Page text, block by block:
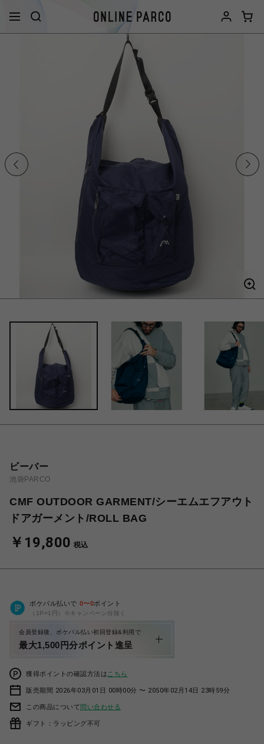
ビーバー
池袋PARCO
CMF OUTDOOR GARMENT/シーエムエフアウト
ドアガーメント/ROLL BAG
￥19,800 税込
ポケパル払いで 0〜0ポイント
（1P=1円）※キャンペーン分除く
会員登録後、ポケパル払い初回登録&利用で
最大1,500円分ポイント進呈
獲得ポイントの確認方法は こちら
販売期間 2026年03月01日 00時00分 〜 2050年02月14日 23時59分
この商品について問い合わせる
ギフト：ラッピング不可